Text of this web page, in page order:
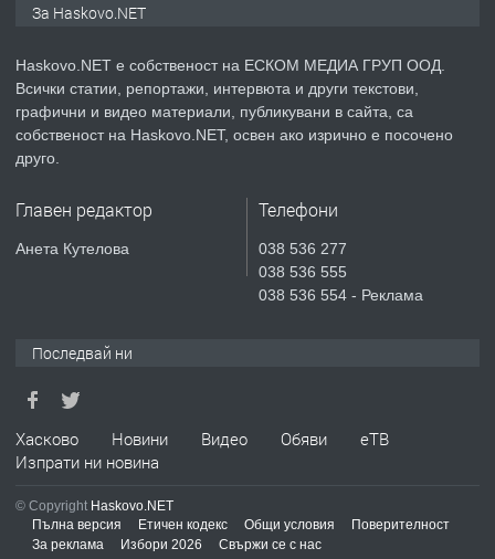
преди 6 дни
ПРЕДЛАГА
Продавам парцел в гр. Хасково кв.
СГЛОБЯВАНЕ НА МЕБЕЛИ.
ПРЕДЛАГА
№4119 Едностаен обзаведен
За Haskovo.NET
Haskovo.NET е собственост на ЕСКОМ МЕДИА ГРУП ООД.
Всички статии, репортажи, интервюта и други текстови,
графични и видео материали, публикувани в сайта, са
собственост на Haskovo.NET, освен ако изрично е посочено
друго.
Главен редактор
Анета Кутелова
Телефони
038 536 277
038 536 555
038 536 554 - Реклама
Последвай ни
Хасково Новини Видео Обяви
еТВ
Изпрати ни новина
© Copyright Haskovo.NET
Пълна версия
Етичен кодекс Общи условия
Поверителност
За реклама
Избори 2026 Свържи се с нас